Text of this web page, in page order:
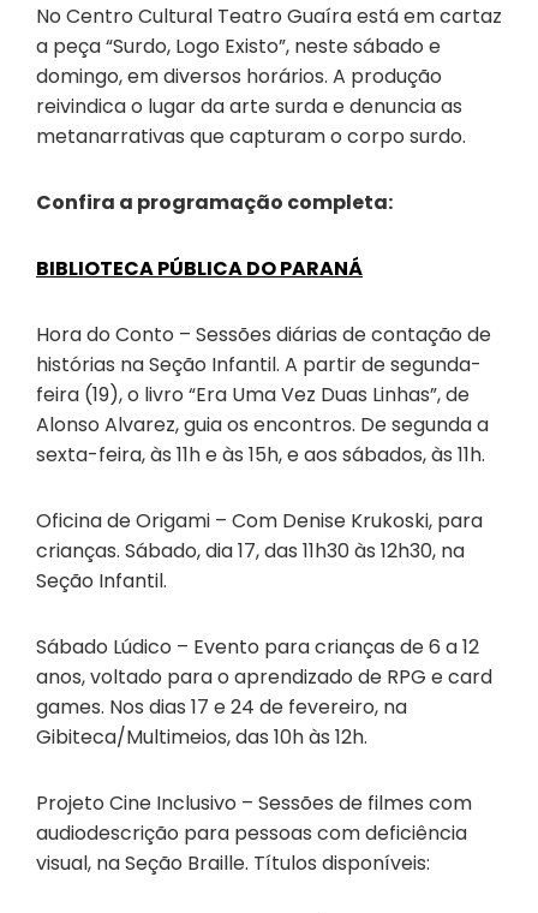
No Centro Cultural Teatro Guaíra está em cartaz
a peça “Surdo, Logo Existo”, neste sábado e
domingo, em diversos horários. A produção
reivindica o lugar da arte surda e denuncia as
metanarrativas que capturam o corpo surdo.
Confira a programação completa:
BIBLIOTECA PÚBLICA DO PARANÁ
Hora do Conto – Sessões diárias de contação de
histórias na Seção Infantil. A partir de segunda-
feira (19), o livro “Era Uma Vez Duas Linhas”, de
Alonso Alvarez, guia os encontros. De segunda a
sexta-feira, às 11h e às 15h, e aos sábados, às 11h.
Oficina de Origami – Com Denise Krukoski, para
crianças. Sábado, dia 17, das 11h30 às 12h30, na
Seção Infantil.
Sábado Lúdico – Evento para crianças de 6 a 12
anos, voltado para o aprendizado de RPG e card
games. Nos dias 17 e 24 de fevereiro, na
Gibiteca/Multimeios, das 10h às 12h.
Projeto Cine Inclusivo – Sessões de filmes com
audiodescrição para pessoas com deficiência
visual, na Seção Braille. Títulos disponíveis: